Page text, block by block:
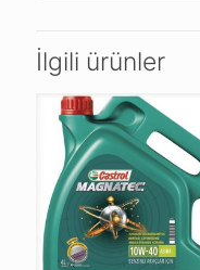
İlgili ürünler